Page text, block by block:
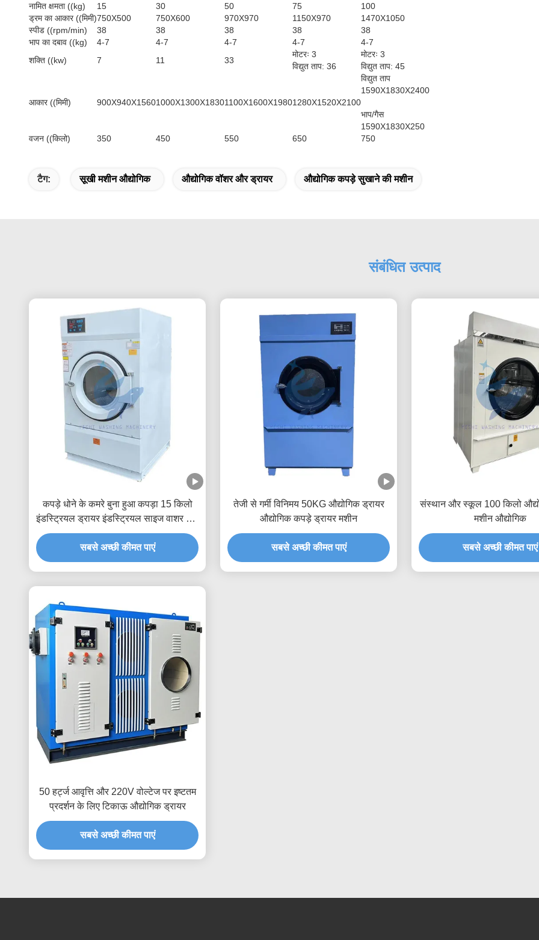
नामित क्षमता ((kg)
15 30 50 75
100
ड्रम का आकार ((मिमी)750X500 750X600 970X970 1150X970
1470X1050
स्पीड ((rpm/min)
38 38 38 38
38
भाप का दबाव ((kg)
4-7 4-7 4-7 4-7
4-7
शक्ति ((kw)
7 11 33
मोटरः 3
विद्युत ताप: 36
मोटरः 3
विद्युत ताप: 45
आकार ((मिमी) 900X940X15601000X1300X18301100X1600X19801280X1520X2100
विद्युत ताप
1590X1830X2400
भाप/गैस
1590X1830X250
वजन ((किलो)
350 450 550 650 750
टैग: सूखी मशीन औद्योगिक औद्योगिक वॉशर और ड्रायर औद्योगिक कपड़े सुखाने की मशीन
संबंधित उत्पाद
कपड़े धोने के कमरे बुना हुआ कपड़ा 15 किलो
इंडस्ट्रियल ड्रायर इंडस्ट्रियल साइज वाशर और
ड्रायर
सबसे अच्छी कीमत पाएं
तेजी से गर्मी विनिमय 50KG औद्योगिक ड्रायर
औद्योगिक कपड़े ड्रायर मशीन
सबसे अच्छी कीमत पाएं
संस्थान और स्कूल 100 किलो
मशीन औद्योगिक
सबसे अच्छी कीमत पाएं
50 हर्ट्ज आवृत्ति और 220V वोल्टेज पर इष्टतम
प्रदर्शन के लिए टिकाऊ औद्योगिक ड्रायर
सबसे अच्छी कीमत पाएं